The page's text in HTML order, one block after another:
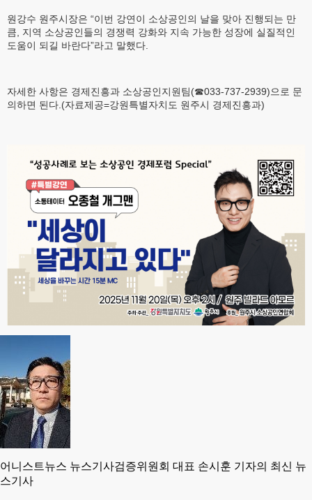
원강수 원주시장은 “이번 강연이 소상공인의 날을 맞아 진행되는 만
큼, 지역 소상공인들의 경쟁력 강화와 지속 가능한 성장에 실질적인
도움이 되길 바란다”라고 말했다.
자세한 사항은 경제진흥과 소상공인지원팀(☎033-737-2939)으로 문
의하면 된다.(자료제공=강원특별자치도 원주시 경제진흥과)
어니스트뉴스 뉴스기사검증위원회 대표 손시훈 기자의 최신 뉴
스기사